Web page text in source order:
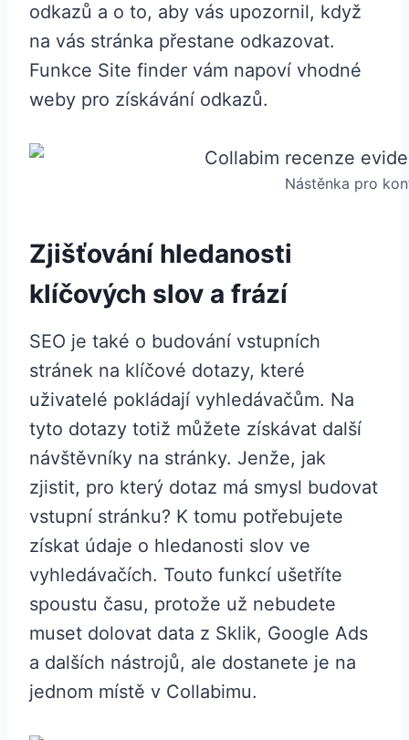
odkazů a o to, aby vás upozornil, když
na vás stránka přestane odkazovat.
Funkce Site finder vám napoví vhodné
weby pro získávání odkazů.
Nástěnka pro
Zjišťování hledanosti
klíčových slov a frází
SEO je také o budování vstupních
stránek na klíčové dotazy, které
uživatelé pokládají vyhledávačům. Na
tyto dotazy totiž můžete získávat další
návštěvníky na stránky. Jenže, jak
zjistit, pro který dotaz má smysl budovat
vstupní stránku? K tomu potřebujete
získat údaje o hledanosti slov ve
vyhledávačích. Touto funkcí ušetříte
spoustu času, protože už nebudete
muset dolovat data z Sklik, Google Ads
a dalších nástrojů, ale dostanete je na
jednom místě v Collabimu.